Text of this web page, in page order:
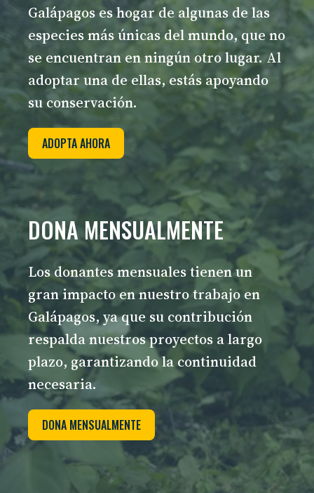
Galápagos es hogar de algunas de las
especies más únicas del mundo, que no
se encuentran en ningún otro lugar. Al
adoptar una de ellas, estás apoyando
su conservación.
ADOPTA AHORA
DONA MENSUALMENTE
Los donantes mensuales tienen un
gran impacto en nuestro trabajo en
Galápagos, ya que su contribución
respalda nuestros proyectos a largo
plazo, garantizando la continuidad
necesaria.
DONA MENSUALMENTE